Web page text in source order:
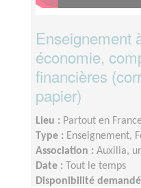
Enseignement
économie,
financières
papier)
Lieu : Partout en
Type : Enseignement,
Association : Auxilia,
Date :
Tout le temps
Disponibilité